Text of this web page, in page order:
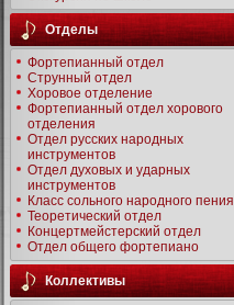
Отделы
Фортепианный отдел
Струнный отдел
Хоровое отделение
Фортепианный отдел хорового
отделения
Отдел русских народных
инструментов
Отдел духовых и ударных
инструментов
Класс сольного народного пения
Теоретический отдел
Концертмейстерский отдел
Отдел общего фортепиано
Коллективы